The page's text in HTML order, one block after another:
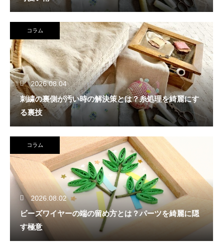
コラム
2026.08.04
刺繍の裏側が汚い時の解決策とは？糸処理を綺麗にす
る裏技
コラム
2026.08.02
ビーズワイヤーの端の留め方とは？パーツを綺麗に隠
す極意